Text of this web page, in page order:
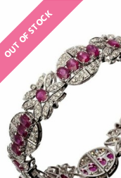
OUT OF STOCK